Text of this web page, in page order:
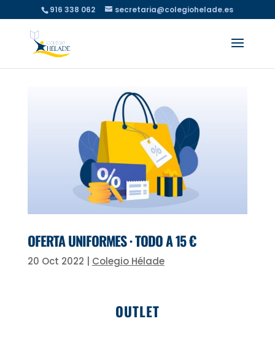
916 338 062 secretaria@colegiohelade.es
OFERTA UNIFORMES · TODO A 15 €
20 Oct 2022 Colegio Hélade
OUTLET